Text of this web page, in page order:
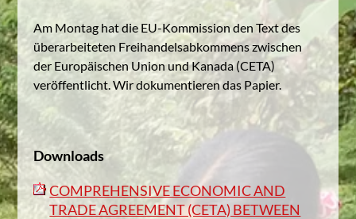
Datenschutzerklärung
Am Montag hat die EU-Kommission den Text des
überarbeiteten Freihandelsabkommens zwischen
der Europäischen Union und Kanada (CETA)
veröffentlicht. Wir dokumentieren das Papier.
Downloads
COMPREHENSIVE ECONOMIC AND
TRADE AGREEMENT (CETA) BETWEEN